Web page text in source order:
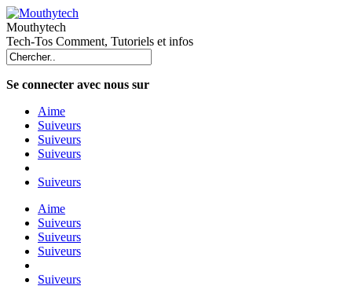
Mouthytech
Tech-Tos Comment, Tutoriels et infos
Se connecter avec nous sur
Aime
Suiveurs
Suiveurs
Suiveurs
Suiveurs
Aime
Suiveurs
Suiveurs
Suiveurs
Suiveurs